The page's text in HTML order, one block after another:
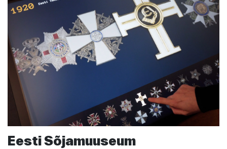
Eesti Sõjamuuseum